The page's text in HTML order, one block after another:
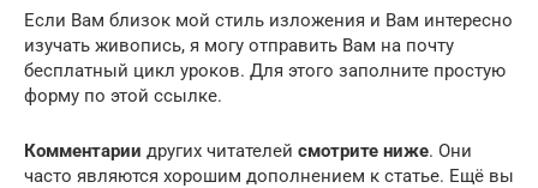
Если Вам близок мой стиль изложения и Вам интересно
изучать живопись, я могу отправить Вам на почту
бесплатный цикл уроков. Для этого заполните простую
форму по этой ссылке.
Комментарии других читателей смотрите ниже. Они
часто являются хорошим дополнением к статье. Ещё вы